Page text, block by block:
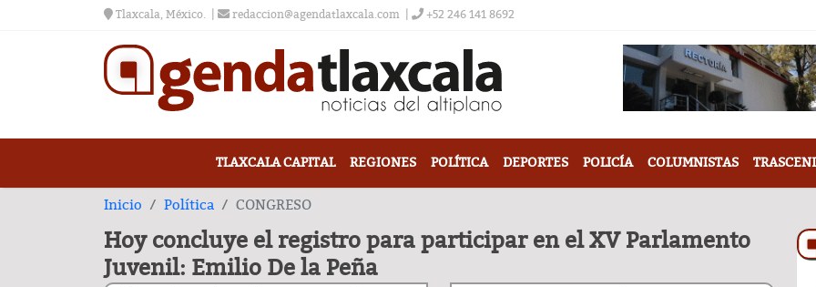
Tlaxcala, México. redaccion@agendatlaxcala.com +52 246 141 8692
TLAXCALA CAPITAL REGIONES POLÍTICA DEPORTES POLICÍA COLUMNISTAS
Inicio Política CONGRESO
Hoy concluye el registro para participar en el XV Parlamento
Juvenil: Emilio De la Peña